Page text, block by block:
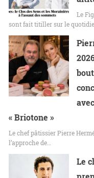
Le
sont fait titiller sur le
« Briotone »
Le chef pâtissier Pierre
l’approche de…
Le